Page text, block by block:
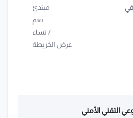
مبتدئ
نعم
/ نساء
عرض الخريطة
التقني الأمني